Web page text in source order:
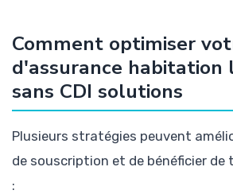
Comment optimiser
d'assurance habitation
sans CDI solutions
Plusieurs stratégies peuvent
de souscription et de bénéficier
: